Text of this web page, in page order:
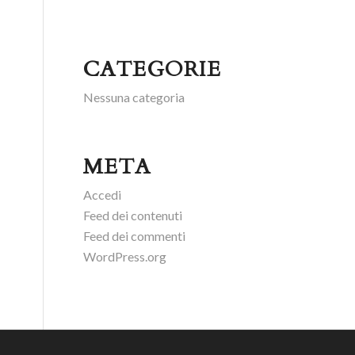
CATEGORIE
Nessuna categoria
META
Accedi
Feed dei contenuti
Feed dei commenti
WordPress.org